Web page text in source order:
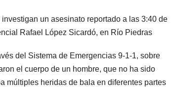
un asesinato reportado a las 3:40 de
Rafael López Sicardó, en Río Piedras
del Sistema de Emergencias 9-1-1, sobre
el cuerpo de un hombre, que no ha sido
múltiples heridas de bala en diferentes partes